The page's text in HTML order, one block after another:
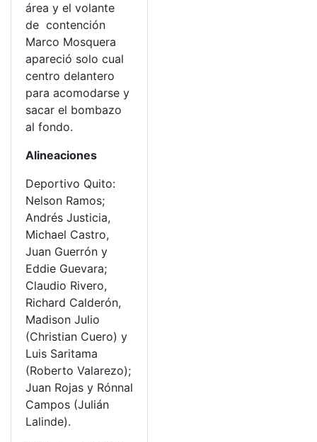
área y el volante
de contención
Marco Mosquera
apareció solo cual
centro delantero
para acomodarse y
sacar el bombazo
al fondo.
Alineaciones
Deportivo Quito:
Nelson Ramos;
Andrés Justicia,
Michael Castro,
Juan Guerrón y
Eddie Guevara;
Claudio Rivero,
Richard Calderón,
Madison Julio
(Christian Cuero) y
Luis Saritama
(Roberto Valarezo);
Juan Rojas y Rónnal
Campos (Julián
Lalinde).